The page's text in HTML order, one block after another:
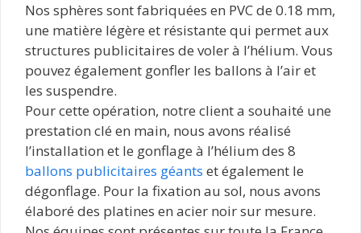
Nos sphères sont fabriquées en PVC de 0.18 mm,
une matière légère et résistante qui permet aux
structures publicitaires de voler à l’hélium. Vous
pouvez également gonfler les ballons à l’air et
les suspendre.
Pour cette opération, notre client a souhaité une
prestation clé en main, nous avons réalisé
l’installation et le gonflage à l’hélium des 8
ballons publicitaires géants et également le
dégonflage. Pour la fixation au sol, nous avons
élaboré des platines en acier noir sur mesure.